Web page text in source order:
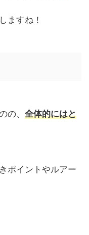
ますね！
の、 全体的にはと
ポイントやルアー